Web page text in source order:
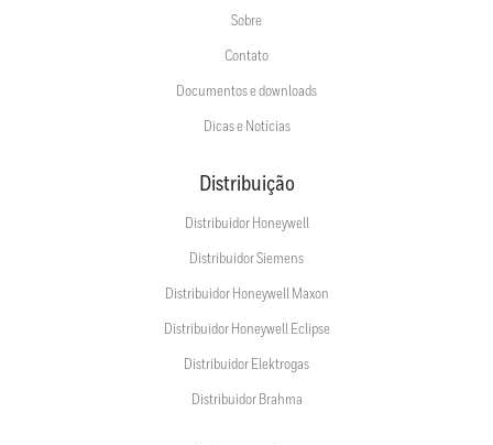
Sobre
Contato
Documentos e downloads
Dicas e Notícias
Distribuição
Distribuidor Honeywell
Distribuidor Siemens
Distribuidor Honeywell Maxon
Distribuidor Honeywell Eclipse
Distribuidor Elektrogas
Distribuidor Brahma